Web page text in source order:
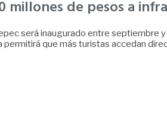
de pesos a
será inaugurado entre
que más turistas accedan